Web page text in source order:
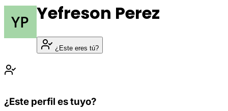
Yefreson Perez
¿Este eres tú?
¿Este perfil es tuyo?